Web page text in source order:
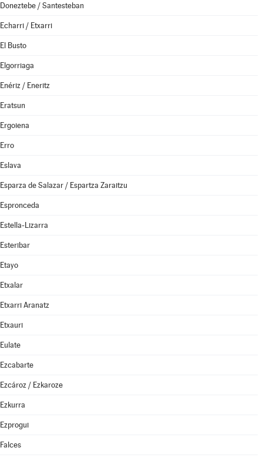
Doneztebe / Santesteban
Echarri / Etxarri
El Busto
Elgorriaga
Enériz / Eneritz
Eratsun
Ergoiena
Erro
Eslava
Esparza de Salazar / Espartza Zaraitzu
Espronceda
Estella-Lizarra
Esteribar
Etayo
Etxalar
Etxarri Aranatz
Etxauri
Eulate
Ezcabarte
Ezcároz / Ezkaroze
Ezkurra
Ezprogui
Falces